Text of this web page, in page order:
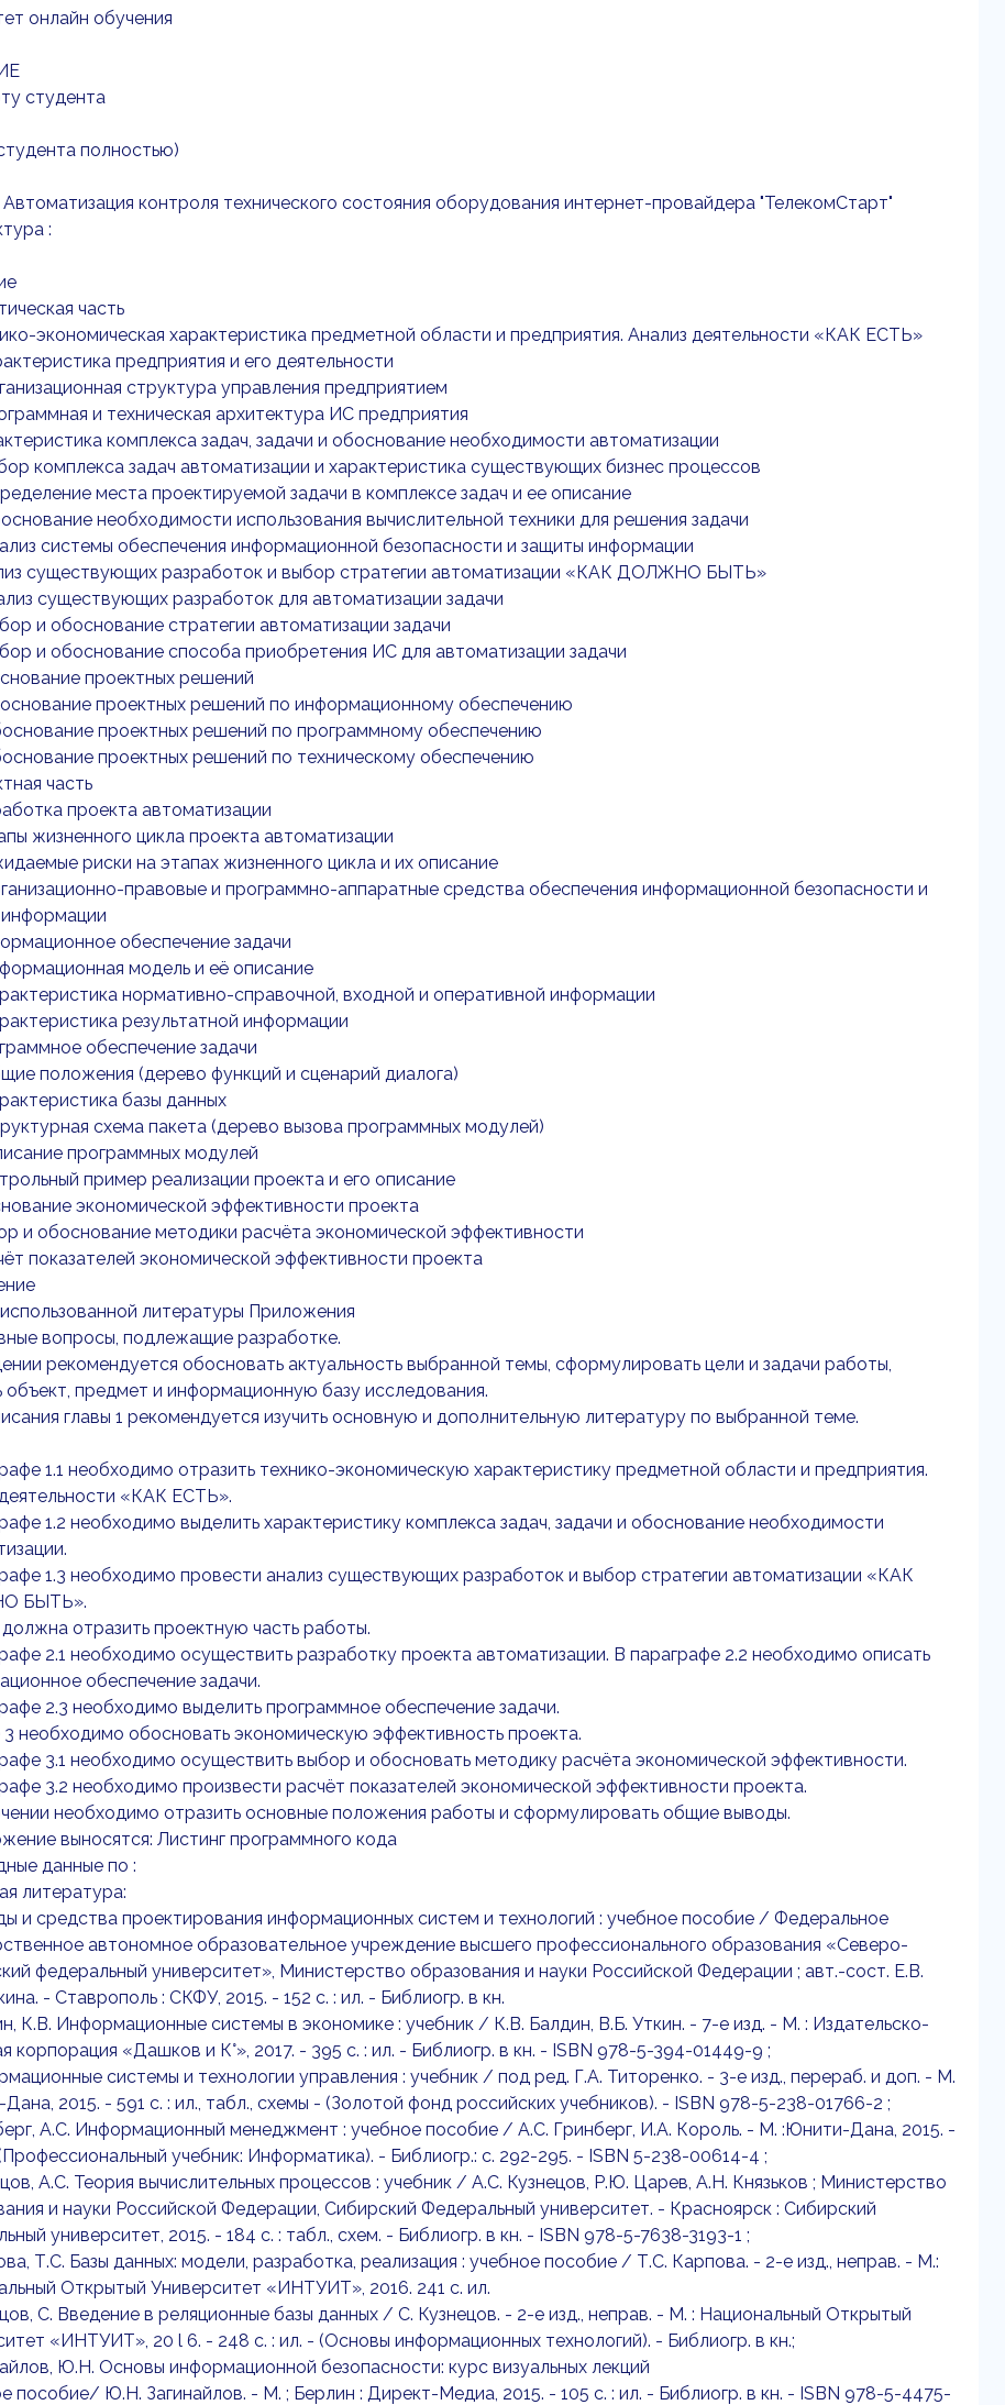
онлайн обучения
студента
полностью)
Автоматизация контроля технического состояния оборудования интернет-провайдера "ТелекомСтарт"
:
часть
экономическая характеристика предметной области и предприятия. Анализ деятельности «КАК ЕСТЬ»
предприятия и его деятельности
структура управления предприятием
и техническая архитектура ИС предприятия
комплекса задач, задачи и обоснование необходимости автоматизации
комплекса задач автоматизации и характеристика существующих бизнес процессов
места проектируемой задачи в комплексе задач и ее описание
необходимости использования вычислительной техники для решения задачи
системы обеспечения информационной безопасности и защиты информации
существующих разработок и выбор стратегии автоматизации «КАК ДОЛЖНО БЫТЬ»
существующих разработок для автоматизации задачи
и обоснование стратегии автоматизации задачи
и обоснование способа приобретения ИС для автоматизации задачи
проектных решений
проектных решений по информационному обеспечению
проектных решений по программному обеспечению
проектных решений по техническому обеспечению
часть
проекта автоматизации
жизненного цикла проекта автоматизации
риски на этапах жизненного цикла и их описание
правовые и программно-аппаратные средства обеспечения информационной безопасности и
обеспечение задачи
модель и её описание
нормативно-справочной, входной и оперативной информации
результатной информации
обеспечение задачи
положения (дерево функций и сценарий диалога)
базы данных
схема пакета (дерево вызова программных модулей)
программных модулей
пример реализации проекта и его описание
экономической эффективности проекта
и обоснование методики расчёта экономической эффективности
показателей экономической эффективности проекта
литературы Приложения
вопросы, подлежащие разработке.
рекомендуется обосновать актуальность выбранной темы, сформулировать цели и задачи работы,
объект, предмет и информационную базу исследования.
главы 1 рекомендуется изучить основную и дополнительную литературу по выбранной теме.
1.1 необходимо отразить технико-экономическую характеристику предметной области и предприятия.
«КАК ЕСТЬ».
1.2 необходимо выделить характеристику комплекса задач, задачи и обоснование необходимости
1.3 необходимо провести анализ существующих разработок и выбор стратегии автоматизации «КАК
БЫТЬ».
должна отразить проектную часть работы.
2.1 необходимо осуществить разработку проекта автоматизации. В параграфе 2.2 необходимо описать
обеспечение задачи.
2.3 необходимо выделить программное обеспечение задачи.
3 необходимо обосновать экономическую эффективность проекта.
3.1 необходимо осуществить выбор и обосновать методику расчёта экономической эффективности.
3.2 необходимо произвести расчёт показателей экономической эффективности проекта.
необходимо отразить основные положения работы и сформулировать общие выводы.
выносятся: Листинг программного кода
данные по :
литература:
и средства проектирования информационных систем и технологий : учебное пособие / Федеральное
автономное образовательное учреждение высшего профессионального образования «Северо-
федеральный университет», Министерство образования и науки Российской Федерации ; авт.-сост. Е.В.
- Ставрополь : СКФУ, 2015. - 152 с. : ил. - Библиогр. в кн.
К.В. Информационные системы в экономике : учебник / К.В. Балдин, В.Б. Уткин. - 7-е изд. - М. : Издательско-
корпорация «Дашков и К°», 2017. - 395 с. : ил. - Библиогр. в кн. - ISBN 978-5-394-01449-9 ;
системы и технологии управления : учебник / под ред. Г.А. Титоренко. - 3-е изд., перераб. и доп. - М.
2015. - 591 с. : ил., табл., схемы - (Золотой фонд российских учебников). - ISBN 978-5-238-01766-2 ;
А.С. Информационный менеджмент : учебное пособие / А.С. Гринберг, И.А. Король. - М. :Юнити-Дана, 2015. -
учебник: Информатика). - Библиогр.: с. 292-295. - ISBN 5-238-00614-4 ;
А.С. Теория вычислительных процессов : учебник / А.С. Кузнецов, Р.Ю. Царев, А.Н. Князьков ; Министерство
и науки Российской Федерации, Сибирский Федеральный университет. - Красноярск : Сибирский
университет, 2015. - 184 с. : табл., схем. - Библиогр. в кн. - ISBN 978-5-7638-3193-1 ;
Т.С. Базы данных: модели, разработка, реализация : учебное пособие / Т.С. Карпова. - 2-е изд., неправ. - М.:
Открытый Университет «ИНТУИТ», 2016. 241 с. ил.
С. Введение в реляционные базы данных / С. Кузнецов. - 2-е изд., неправ. - М. : Национальный Открытый
«ИНТУИТ», 20 l 6. - 248 с. : ил. - (Основы информационных технологий). - Библиогр. в кн.;
Ю.Н. Основы информационной безопасности: курс визуальных лекций
пособие/ Ю.Н. Загинайлов. - М. ; Берлин : Директ-Медиа, 2015. - 105 с. : ил. - Библиогр. в кн. - ISBN 978-5-4475-